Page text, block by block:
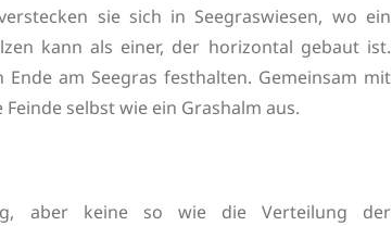
sie sich in Seegraswiesen, wo ein
kann als einer, der horizontal gebaut ist.
am Seegras festhalten. Gemeinsam mit
selbst wie ein Grashalm aus.
aber keine so wie die Verteilung der